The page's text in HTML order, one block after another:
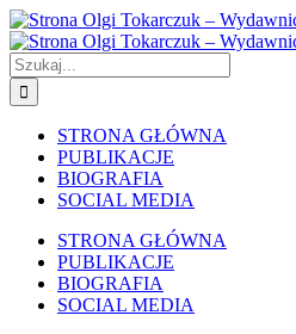
Skip
to
content
Szukaj
STRONA GŁÓWNA
PUBLIKACJE
BIOGRAFIA
SOCIAL MEDIA
STRONA GŁÓWNA
PUBLIKACJE
BIOGRAFIA
SOCIAL MEDIA